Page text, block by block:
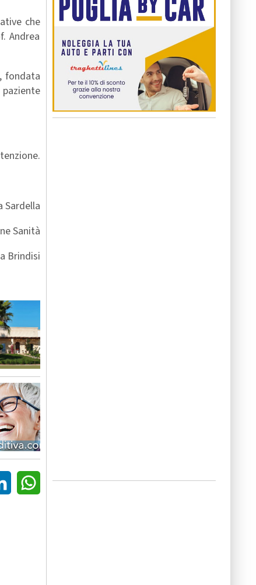
che
Andrea
fondata
Sardella
Sanità
Brindisi